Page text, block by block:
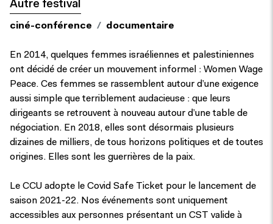
Autre festival
ciné-conférence documentaire
En 2014, quelques femmes israéliennes et palestiniennes
ont décidé de créer un mouvement informel : Women Wage
Peace. Ces femmes se rassemblent autour d’une exigence
aussi simple que terriblement audacieuse : que leurs
dirigeants se retrouvent à nouveau autour d’une table de
négociation. En 2018, elles sont désormais plusieurs
dizaines de milliers, de tous horizons politiques et de toutes
origines. Elles sont les guerrières de la paix.
Le CCU adopte le Covid Safe Ticket pour le lancement de
saison 2021-22. Nos événements sont uniquement
accessibles aux personnes présentant un CST valide à